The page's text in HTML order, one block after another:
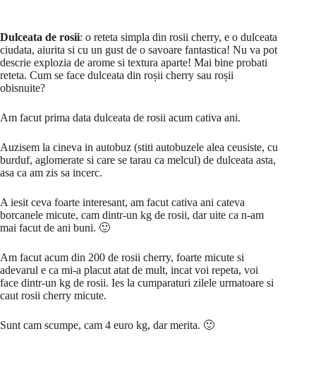
Dulceata de rosii: o reteta simpla din rosii cherry, e o dulceata
ciudata, aiurita si cu un gust de o savoare fantastica! Nu va pot
descrie explozia de arome si textura aparte! Mai bine probati
reteta. Cum se face dulceata din roșii cherry sau roșii
obisnuite?
Am facut prima data dulceata de rosii acum cativa ani.
Auzisem la cineva in autobuz (stiti autobuzele alea ceusiste, cu
burduf, aglomerate si care se tarau ca melcul) de dulceata asta,
asa ca am zis sa incerc.
A iesit ceva foarte interesant, am facut cativa ani cateva
borcanele micute, cam dintr-un kg de rosii, dar uite ca n-am
mai facut de ani buni. 🙂
Am facut acum din 200 de rosii cherry, foarte micute si
adevarul e ca mi-a placut atat de mult, incat voi repeta, voi
face dintr-un kg de rosii. Ies la cumparaturi zilele urmatoare si
caut rosii cherry micute.
Sunt cam scumpe, cam 4 euro kg, dar merita. 🙂